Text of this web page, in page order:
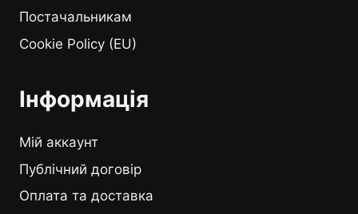
Постачальникам
Cookie Policy (EU)
Інформація
Мій аккаунт
Публічний договір
Оплата та доставка